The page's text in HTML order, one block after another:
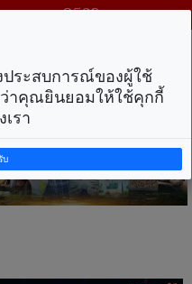
ม พ.ศ. 2569
ประสบการณ์ของผู้ใช้
ว่าคุณยินยอมให้ใช้คุกกี้
รา
บ